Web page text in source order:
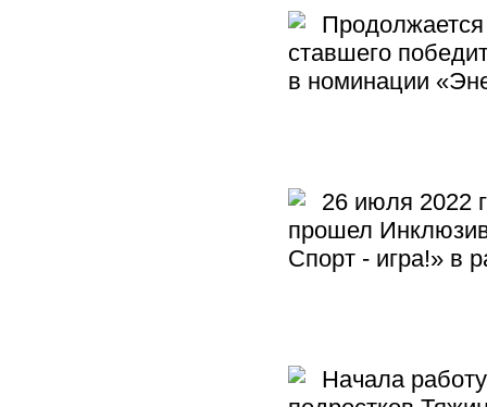
Продолжается
ставшего
в номинации
26 июля 2022
прошел
Спорт - игра!» в
Начала